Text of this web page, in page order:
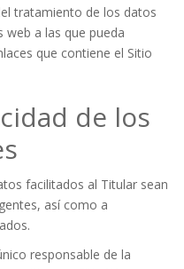
tratamiento de los datos
web a las que pueda
que contiene el Sitio
de los
facilitados al Titular sean
así como a
responsable de la